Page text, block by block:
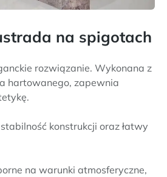
na spigotach
rozwiązanie. Wykonana z
hartowanego, zapewnia
konstrukcji oraz łatwy
na warunki atmosferyczne,